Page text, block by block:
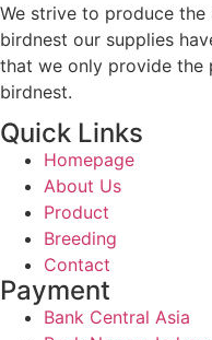
We strive to produce the
birdnest our supplies
that we only provide the
birdnest.
Quick Links
Homepage
About Us
Product
Breeding
Contact
Payment
Bank Central Asia